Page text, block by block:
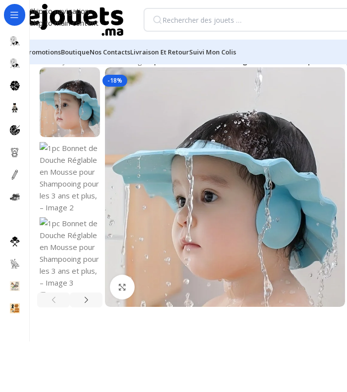
Skip to navigation
Skip to main content
PromotionsBoutiqueNos ContactsLivraison Et RetourSuivi Mon Colis
-18%
Click to enlarge